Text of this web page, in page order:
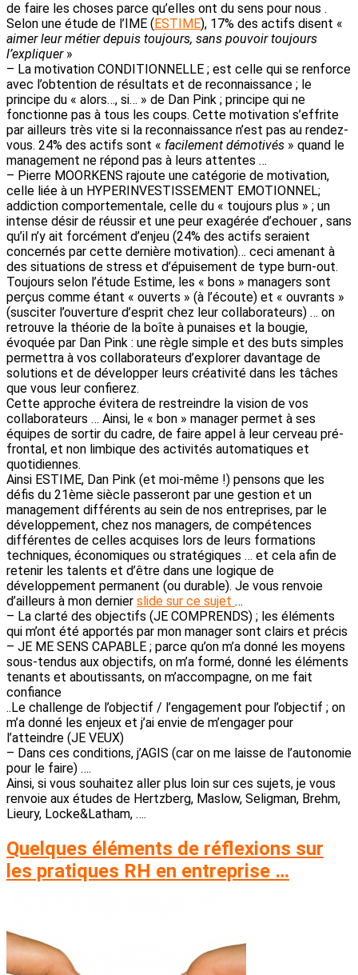
de faire les choses parce qu’elles ont du sens pour nous .
Selon une étude de l’IME (ESTIME), 17% des actifs disent «
aimer leur métier depuis toujours, sans pouvoir toujours
l’expliquer»
– La motivation CONDITIONNELLE ; est celle qui se renforce
avec l’obtention de résultats et de reconnaissance ; le
principe du « alors…, si… » de Dan Pink ; principe qui ne
fonctionne pas à tous les coups. Cette motivation s’effrite
par ailleurs très vite si la reconnaissance n’est pas au rendez-
vous. 24% des actifs sont « facilement démotivés » quand le
management ne répond pas à leurs attentes …
– Pierre MOORKENS rajoute une catégorie de motivation,
celle liée à un HYPERINVESTISSEMENT EMOTIONNEL;
addiction comportementale, celle du « toujours plus » ; un
intense désir de réussir et une peur exagérée d’echouer , sans
qu’il n’y ait forcément d’enjeu (24% des actifs seraient
concernés par cette dernière motivation)… ceci amenant à
des situations de stress et d’épuisement de type burn-out.
Toujours selon l’étude Estime, les « bons » managers sont
perçus comme étant « ouverts » (à l’écoute) et « ouvrants »
(susciter l’ouverture d’esprit chez leur collaborateurs) … on
retrouve la théorie de la boîte à punaises et la bougie,
évoquée par Dan Pink : une règle simple et des buts simples
permettra à vos collaborateurs d’explorer davantage de
solutions et de développer leurs créativité dans les tâches
que vous leur confierez.
Cette approche évitera de restreindre la vision de vos
collaborateurs … Ainsi, le « bon » manager permet à ses
équipes de sortir du cadre, de faire appel à leur cerveau pré-
frontal, et non limbique des activités automatiques et
quotidiennes.
Ainsi ESTIME, Dan Pink (et moi-même !) pensons que les
défis du 21ème siècle passeront par une gestion et un
management différents au sein de nos entreprises, par le
développement, chez nos managers, de compétences
différentes de celles acquises lors de leurs formations
techniques, économiques ou stratégiques … et cela afin de
retenir les talents et d’être dans une logique de
développement permanent (ou durable). Je vous renvoie
d’ailleurs à mon dernier slide sur ce sujet …
– La clarté des objectifs (JE COMPRENDS) ; les éléments
qui m’ont été apportés par mon manager sont clairs et précis
– JE ME SENS CAPABLE ; parce qu’on m’a donné les moyens
sous-tendus aux objectifs, on m’a formé, donné les éléments
tenants et aboutissants, on m’accompagne, on me fait
confiance
..Le challenge de l’objectif / l’engagement pour l’objectif ; on
m’a donné les enjeux et j’ai envie de m’engager pour
l’atteindre (JE VEUX)
– Dans ces conditions, j’AGIS (car on me laisse de l’autonomie
pour le faire) ….
Ainsi, si vous souhaitez aller plus loin sur ces sujets, je vous
renvoie aux études de Hertzberg, Maslow, Seligman, Brehm,
Lieury, Locke&Latham, ….
Quelques éléments de réflexions sur
les pratiques RH en entreprise …